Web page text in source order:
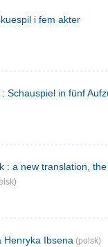
i fem akter
Schauspiel in fünf
: a new translation, the
Henryka Ibsena (polsk)